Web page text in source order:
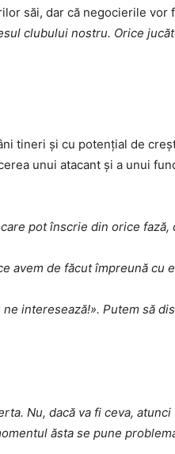
săi, dar că negocierile vor
clubului nostru. Orice
tineri și cu potențial de
unui atacant și a unui
pot înscrie din orice
avem de făcut împreună cu
interesează!». Putem să
Nu, dacă va fi ceva,
ăsta se pune